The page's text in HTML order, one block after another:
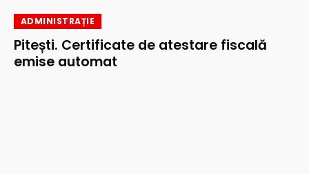
ADMINISTRAȚIE
Pitești. Certificate de atestare fiscală
emise automat